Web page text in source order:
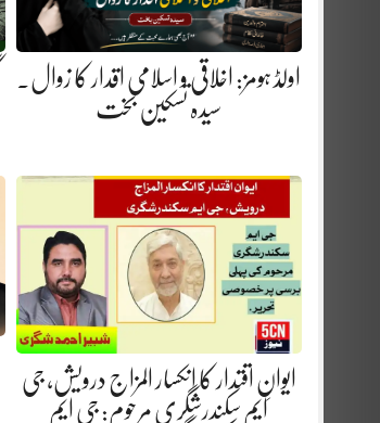
اولڈ ہومز: اخلاقی و اسلامی اقدار کا زوال.
سیدہ تسکین بخت
ایوانِ اقتدار کا انکسار المزاج درویش، جی
ایم سکندرشگری مرحوم: جی ایم